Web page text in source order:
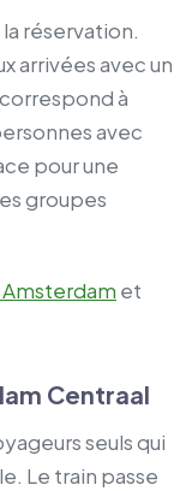
réservation.
arrivées avec un
à
avec
pour une
groupes
et
Centraal
seuls qui
Le train passe